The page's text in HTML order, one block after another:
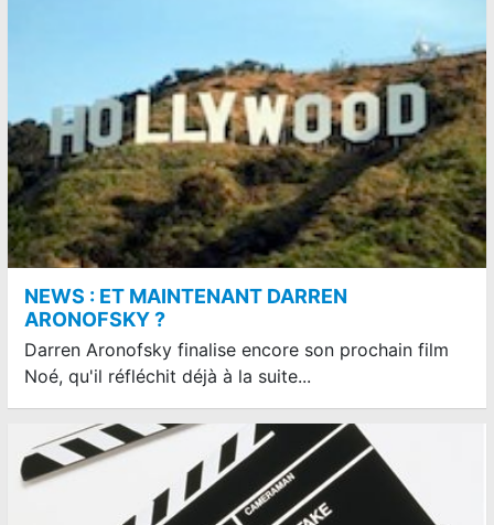
NEWS : ET MAINTENANT DARREN
ARONOFSKY ?
Darren Aronofsky finalise encore son prochain film
Noé, qu'il réfléchit déjà à la suite...